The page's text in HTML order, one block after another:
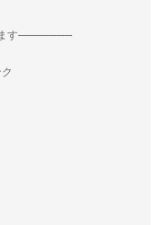
--------------------